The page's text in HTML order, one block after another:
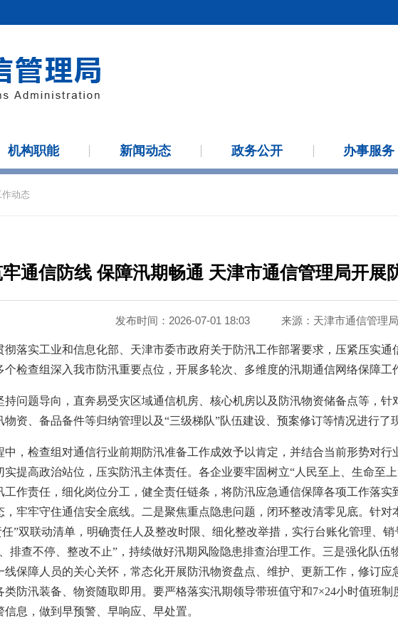
机构职能 新闻动态 政务公开 办事服务
作动态
通信防线 保障汛期畅通 天津市通信管理局开展
发布时间：2026-07-01 18:03 来源： 天津市通信管理局
彻落实工业和信息化部、天津市委市政府关于防汛工作部署要求，压紧压实
个检查组深入我市防汛重要点位，开展多轮次、多维度的汛期通信网络保障工
持问题导向，直奔易受灾区域通信机房、核心机房以及防汛物资储备点等，
物资、备品备件等归纳管理以及“三级梯队”队伍建设、预案修订等情况进行了
中，检查组对通信行业前期防汛准备工作成效予以肯定，并结合当前形势对
实提高政治站位，压实防汛主体责任。各企业要牢固树立“人民至上、生命至
工作责任，细化岗位分工，健全责任链条，将防汛应急通信保障各项工作落
，牢牢守住通信安全底线。二是聚焦重点隐患问题，闭环整改清零见底。针
”双联动清单，明确责任人及整改时限、细化整改举措，实行台账化管理、
排查不停、整改不止”，持续做好汛期风险隐患排查治理工作。三是强化队伍
线保障人员的关心关怀，常态化开展防汛物资盘点、维护、更新工作，修订
类防汛装备、物资随取即用。要严格落实汛期领导带班值守和7×24小时值班
息，做到早预警、早响应、早处置。